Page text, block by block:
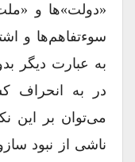
«دولت»ها و
سوءتفاهم‏‌ها و
به عبارت دیگر
در به انحراف
مى‏‌توان بر این
ناشى از نبود